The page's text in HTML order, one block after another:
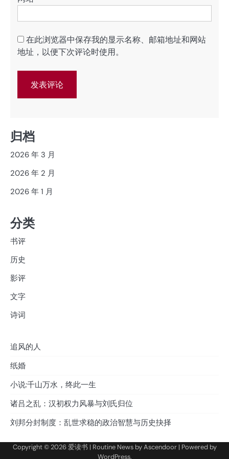
在此浏览器中保存我的显示名称、邮箱地址和网站
地址，以便下次评论时使用。
归档
2026 年 3 月
2026 年 2 月
2026 年 1 月
分类
书评
历史
影评
文字
诗词
追风的人
纸婚
小说:千山万水，终此一生
诸吕之乱：汉初权力风暴与刘氏归位
刘邦分封制度：乱世求稳的政治智慧与历史抉择
Copyright © 2026爱读书 | Routine News byAscendoor| Powered by
WordPress.